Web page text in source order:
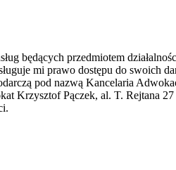
będących przedmiotem
mi prawo dostępu do swoich
pod nazwą Kancelaria
Krzysztof Pączek, al. T. Rejtana